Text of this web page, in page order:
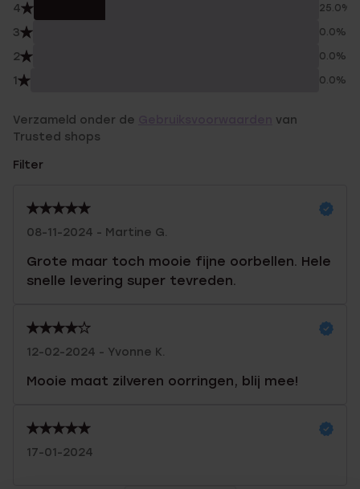
4 25.0%
3 0.0%
2 0.0%
1 0.0%
Verzameld onder de
van
Trusted shops
Filter
08-11-2024 - Martine G.
Grote maar toch mooie fijne oorbellen. Hele
snelle levering super tevreden.
12-02-2024 - Yvonne K.
Mooie maat zilveren oorringen, blij mee!
17-01-2024